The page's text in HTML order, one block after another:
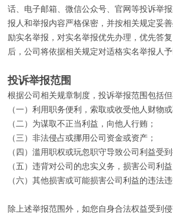
话、电子邮箱、微信公众号、官网等投诉举
报人和举报内容严格保密，并按相关规定妥
励实名举报，对实名举报优先办理，优先答
后，公司将依据相关规定对适格实名举报人予
投诉举报范围
根据公司相关规章制度，投诉举报范围包括但
（一）利用职务便利，索取或收受他人财物
（二）为谋取不正当利益，向他人行贿；
（三）非法侵占或挪用公司资金或资产；
（四）滥用职权或玩忽职守导致公司利益受到
（五）违背对公司的忠实义务，损害公司利益
（六）其他损害或可能损害公司利益的违法违
除上述举报范围外，如您自身合法权益受到